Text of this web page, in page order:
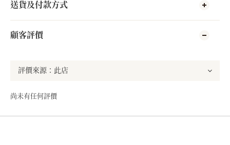
送貨及付款方式
顧客評價
尚未有任何評價